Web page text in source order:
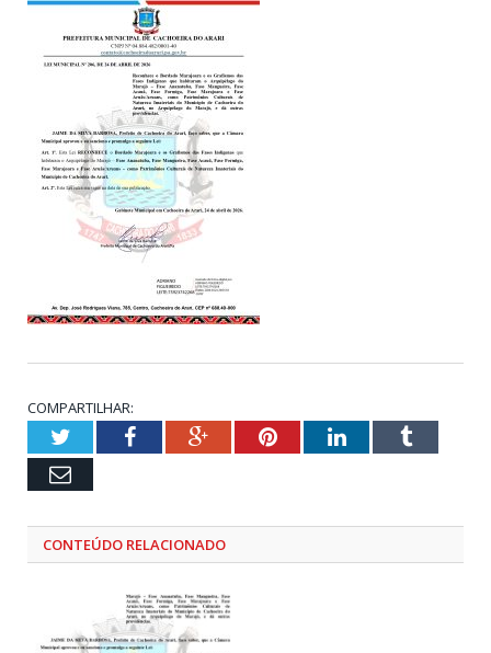
COMPARTILHAR:
TwitterFacebookGoogle+PinterestLinkedInTumblr
Email
CONTEÚDO RELACIONADO